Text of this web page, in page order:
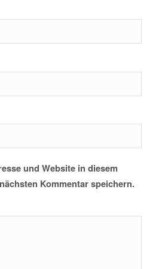
und Website in diesem
Kommentar speichern.